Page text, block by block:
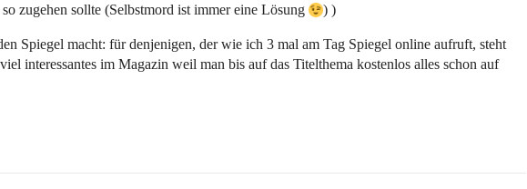
zugehen sollte (Selbstmord ist immer eine Lösung
) )
Spiegel macht: für denjenigen, der wie ich 3 mal am Tag Spiegel online aufruft, steht
interessantes im Magazin weil man bis auf das Titelthema kostenlos alles schon auf